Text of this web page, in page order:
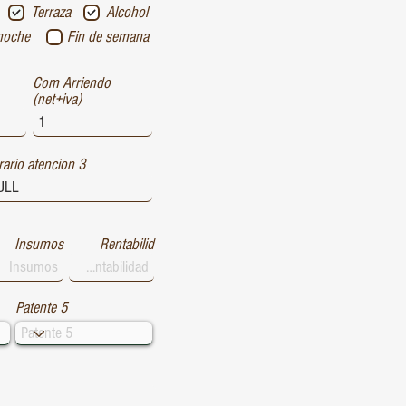
Alcohol
Terraza
Fin de semana
Com Arriendo
(net+iva)
atencion 3
Insumos Rentabilid
Patente 5